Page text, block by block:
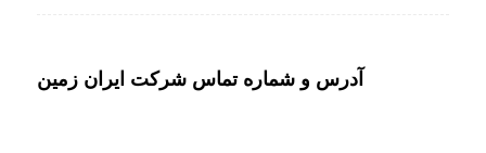
آدرس و شماره تماس شرکت ایران زمین